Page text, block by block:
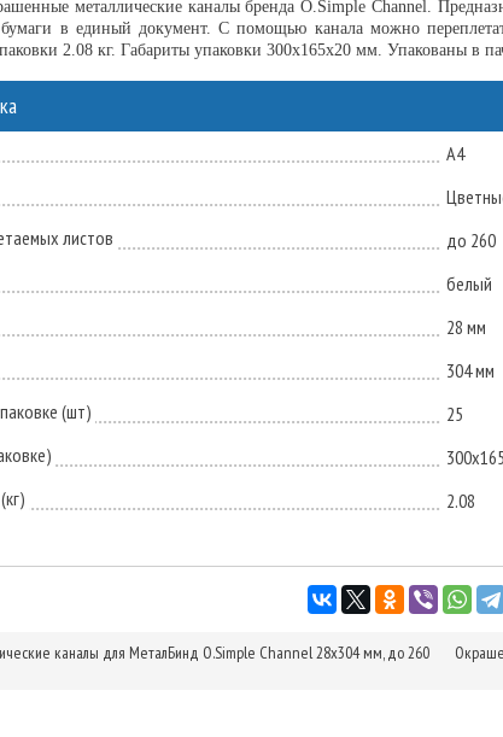
металлические каналы бренда O.Simple Channel.
бумаги в единый документ. С помощью канала можно
2.08 кг. Габариты упаковки 300х165х20 мм. Упакованы в
А4
листов
до 260
белый
28 мм
304 мм
(шт)
25
2.08
каналы для МеталБинд O.Simple Channel 28х304 мм, до 260